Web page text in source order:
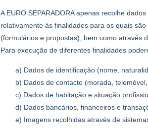
A EURO SEPARADORA apenas recolhe
relativamente às finalidades para os quais
(formulários e propostas), bem como através
Para execução de diferentes finalidades
a) Dados de identificação (nome,
b) Dados de contacto (morada,
c) Dados de habitação e situação
d) Dados bancários, financeiros e
e) Imagens recolhidas através de